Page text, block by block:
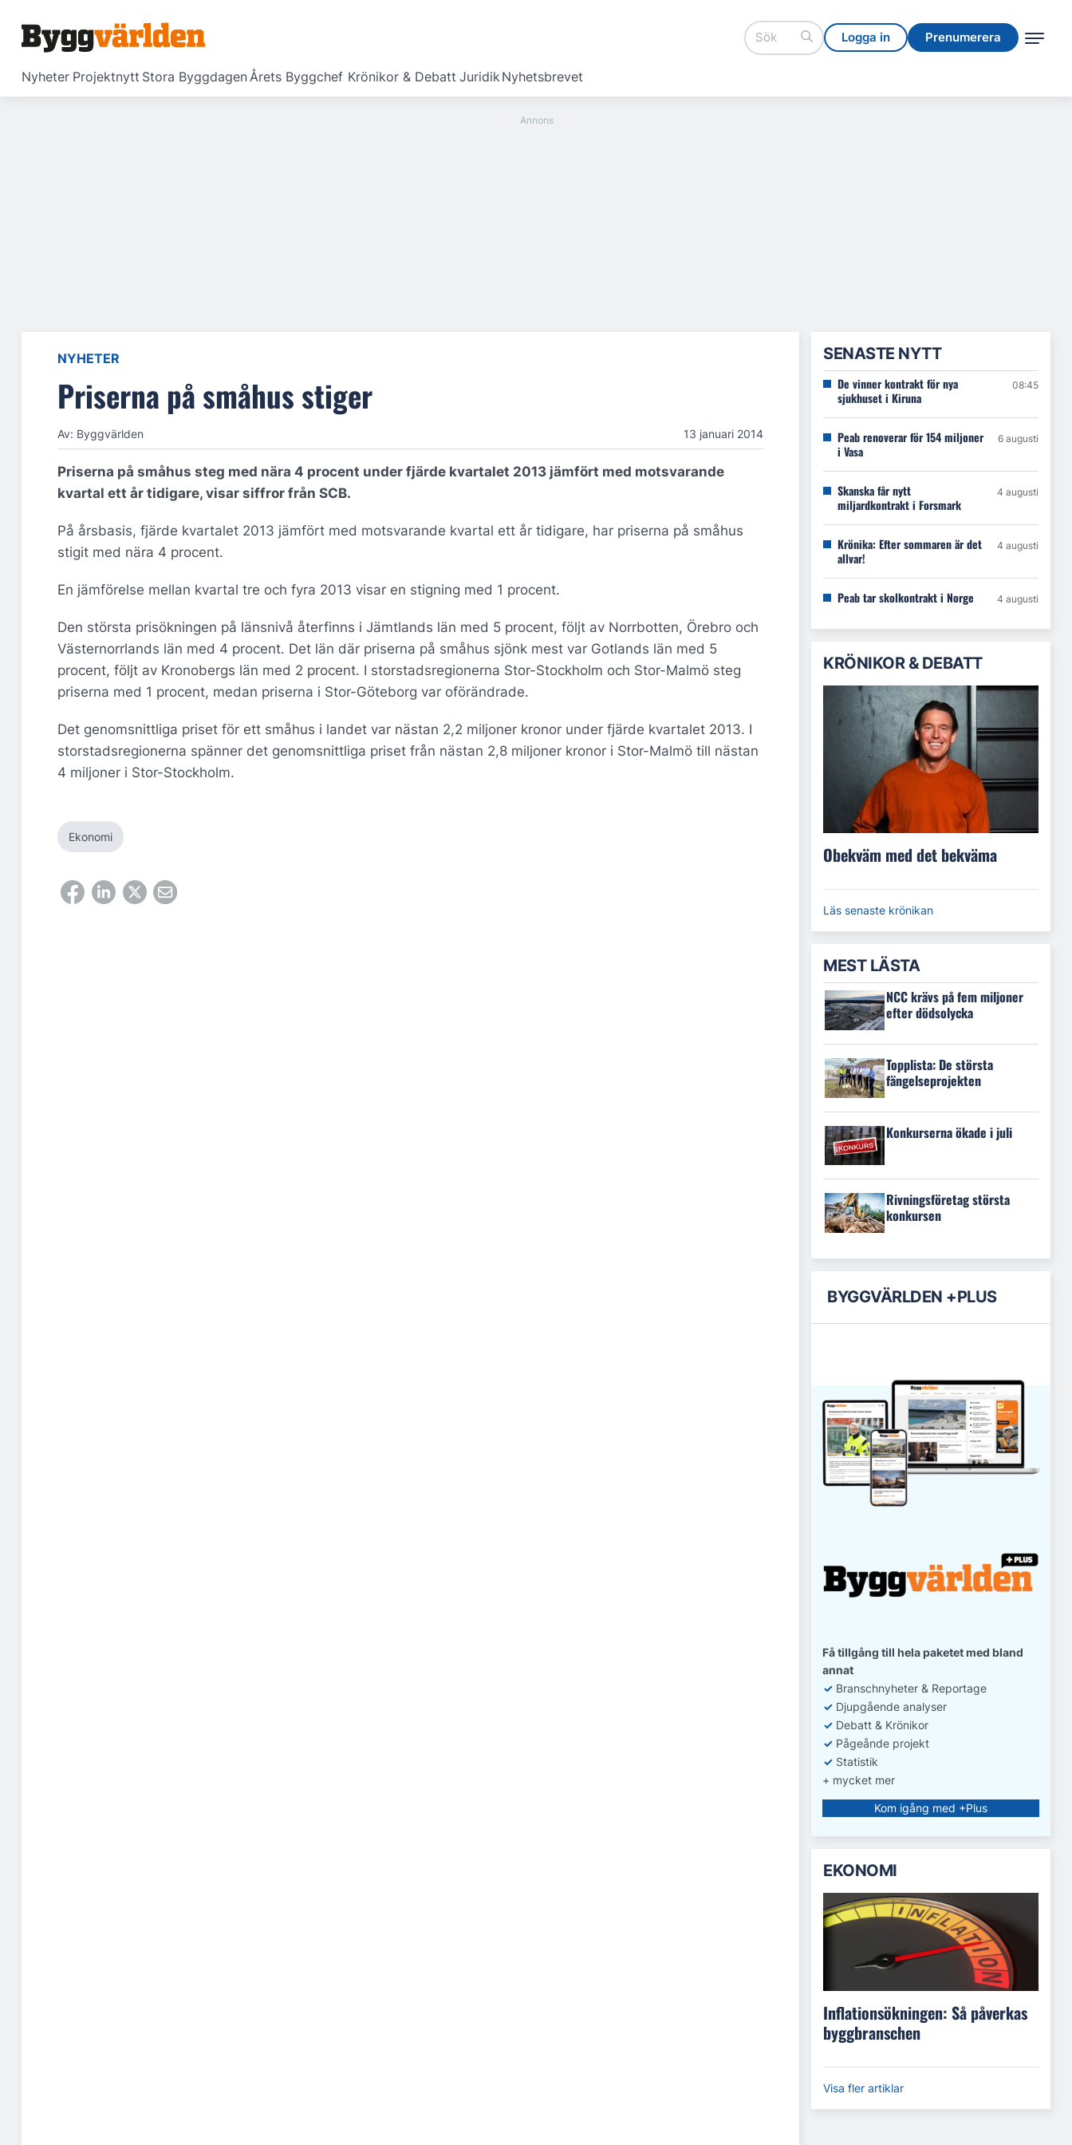
Logga in Prenumerera
Nyheter Projektnytt Stora ByggdagenÅrets Byggchef Krönikor & Debatt JuridikNyhetsbrevet
Logga in Prenumerera
NYHETER
Priserna på småhus stiger
Av: Byggvärlden 13 januari 2014
Priserna på småhus steg med nära 4 procent under fjärde kvartalet 2013 jämfört med motsvarande
kvartal ett år tidigare, visar siffror från SCB.
På årsbasis, fjärde kvartalet 2013 jämfört med motsvarande kvartal ett år tidigare, har priserna på småhus
stigit med nära 4 procent.
En jämförelse mellan kvartal tre och fyra 2013 visar en stigning med 1 procent.
Den största prisökningen på länsnivå återfinns i Jämtlands län med 5 procent, följt av Norrbotten, Örebro och
Västernorrlands län med 4 procent. Det län där priserna på småhus sjönk mest var Gotlands län med 5
procent, följt av Kronobergs län med 2 procent. I storstadsregionerna Stor-Stockholm och Stor-Malmö steg
priserna med 1 procent, medan priserna i Stor-Göteborg var oförändrade.
Det genomsnittliga priset för ett småhus i landet var nästan 2,2 miljoner kronor under fjärde kvartalet 2013. I
storstadsregionerna spänner det genomsnittliga priset från nästan 2,8 miljoner kronor i Stor-Malmö till nästan
4 miljoner i Stor-Stockholm.
Ekonomi
SENASTE NYTT
De vinner kontrakt för nya
sjukhuset i Kiruna
08:45
Peab renoverar för 154 miljoner
i Vasa
6 augusti
Skanska får nytt
miljardkontrakt i Forsmark
4 augusti
Krönika: Efter sommaren är det
allvar!
4 augusti
Peab tar skolkontrakt i Norge 4 augusti
KRÖNIKOR & DEBATT
Obekväm med det bekväma
Läs senaste krönikan
MEST LÄSTA
NCC krävs på fem miljoner
efter dödsolycka
Topplista: De största
fängelseprojekten
Konkurserna ökade i juli
Rivningsföretag största
konkursen
BYGGVÄRLDEN +PLUS
Få tillgång till hela paketet med bland
annat
✓ Branschnyheter & Reportage
✓ Djupgående analyser
✓ Debatt & Krönikor
✓ Pågeånde projekt
✓ Statistik
+ mycket mer
Kom igång med +Plus
EKONOMI
Inflationsökningen: Så påverkas
byggbranschen
Visa fler artiklar